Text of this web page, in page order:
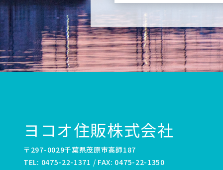
ヨコオ住販株式会社
〒297-0029千葉県茂原市高師187
TEL: 0475-22-1371 / FAX: 0475-22-1350